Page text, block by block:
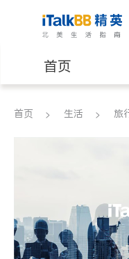
首页
医生
养老
首页 生活 旅